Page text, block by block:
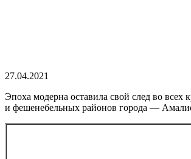
27.04.2021
Эпоха модерна оставила свой след во всех
и фешенебельных районов города —